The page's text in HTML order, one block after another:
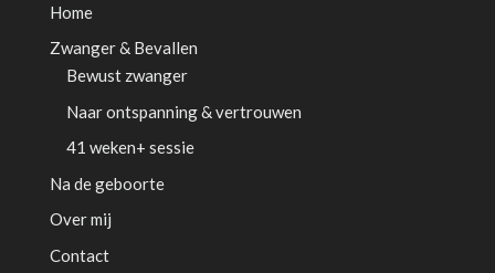
Home
Zwanger & Bevallen
Bewust zwanger
Naar ontspanning & vertrouwen
41 weken+ sessie
Na de geboorte
Over mij
Contact